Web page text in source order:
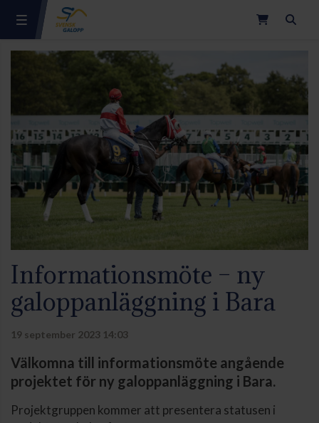
Informationsmöte – ny
galoppanläggning i Bara
19 september 2023 14:03
Välkomna till informationsmöte angående
projektet för ny galoppanläggning i Bara.
Projektgruppen kommer att presentera statusen i